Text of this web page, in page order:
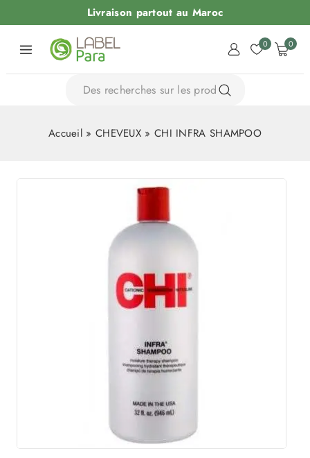
Livraison partout au Maroc
0 0
Accueil » CHEVEUX » CHI INFRA SHAMPOO